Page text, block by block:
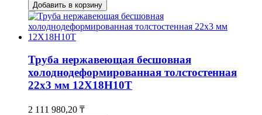
Добавить в корзину
Труба нержавеющая бесшовная
холоднодеформированная толстостенная
22х3 мм 12Х18Н10Т
2 111 980,20 ₸